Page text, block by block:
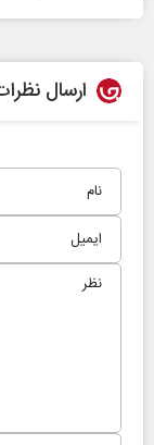
ارسال